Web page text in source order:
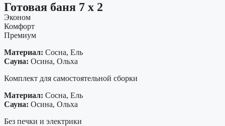
Готовая баня 7 х 2
Эконом
Комфорт
Премиум
Материал: Сосна, Ель
Сауна: Осина, Ольха
Комплект для самостоятельной сборки
Материал: Сосна, Ель
Сауна: Осина, Ольха
Без печки и электрики